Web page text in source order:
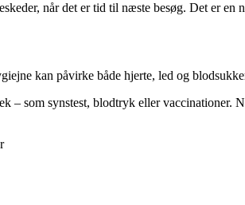
når det er tid til næste besøg. Det er en
kan påvirke både hjerte, led og
– som synstest, blodtryk eller vaccinationer.